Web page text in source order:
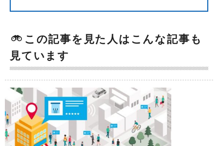
この記事を見た人はこんな記事も
見ています